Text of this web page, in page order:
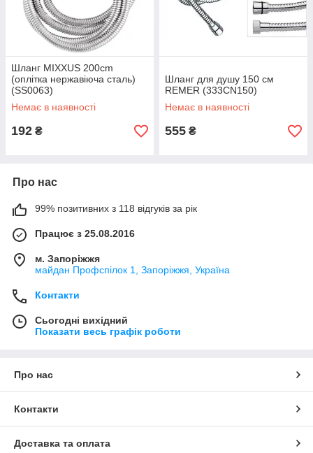
Шланг MIXXUS 200cm
(оплітка нержавіюча сталь)
(SS0063)
Немає в наявності
192 ₴
Шланг для душу 150 см
REMER (333CN150)
Немає в наявності
555 ₴
Про нас
99% позитивних з 118 відгуків за рік
Працює з 25.08.2016
м. Запоріжжя
майдан Профспілок 1, Запоріжжя, Україна
Контакти
Сьогодні вихідний
Показати весь графік роботи
Про нас
Контакти
Доставка та оплата